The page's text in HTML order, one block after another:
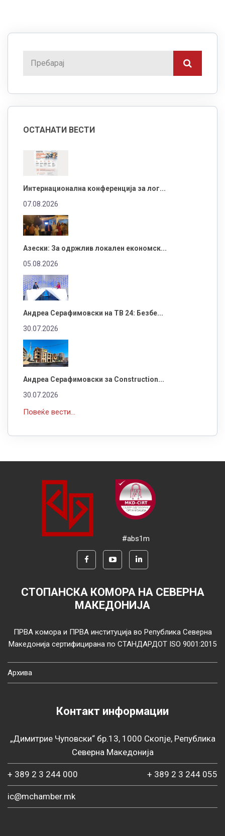
ОСТАНАТИ ВЕСТИ
Интернационална конференција за лог...
07.08.2026
Азески: За одржлив локален економск...
05.08.2026
Андреа Серафимовски на ТВ 24: Безбе...
30.07.2026
Андреа Серафимовски за Construction...
30.07.2026
Повеќе вести...
#abs1m
СТОПАНСКА КОМОРА НА СЕВЕРНА
МАКЕДОНИЈА
ПРВА комора и ПРВА институција во Република Северна
Македонија сертифицирана по СТАНДАРДОТ ISO 9001:2015
Архива
Контакт информации
„Димитрие Чуповски“ бр.13, 1000 Скопје, Република
Северна Македонија
+ 389 2 3 244 000 + 389 2 3 244 055
ic@mchamber.mk